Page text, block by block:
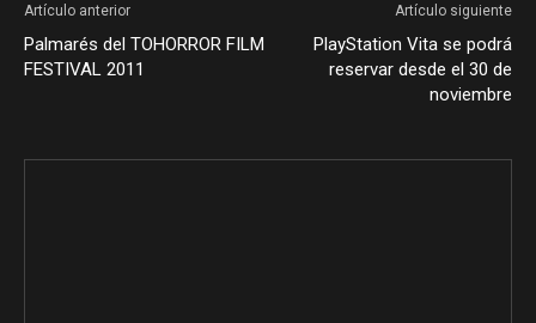
Artículo anterior
Palmarés del TOHORROR FILM
FESTIVAL 2011
Artículo siguiente
PlayStation Vita se podrá
reservar desde el 30 de
noviembre